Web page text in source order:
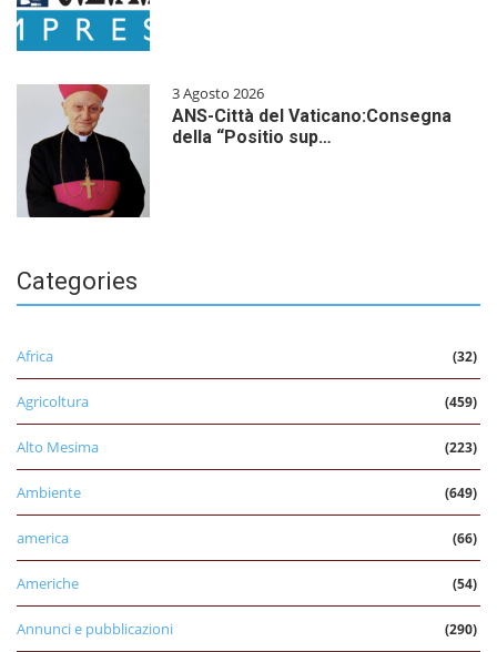
3 Agosto 2026
ANS-Città del Vaticano:Consegna
della “Positio sup…
Categories
Africa (32)
Agricoltura (459)
Alto Mesima (223)
Ambiente (649)
america (66)
Americhe (54)
Annunci e pubblicazioni (290)